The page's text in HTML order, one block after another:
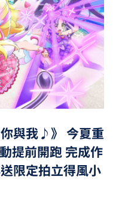
與我♪》 今夏重
提前開跑 完成作
限定拍立得風小